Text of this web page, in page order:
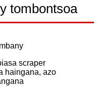
tombontsoa
scraper
haingana, azo